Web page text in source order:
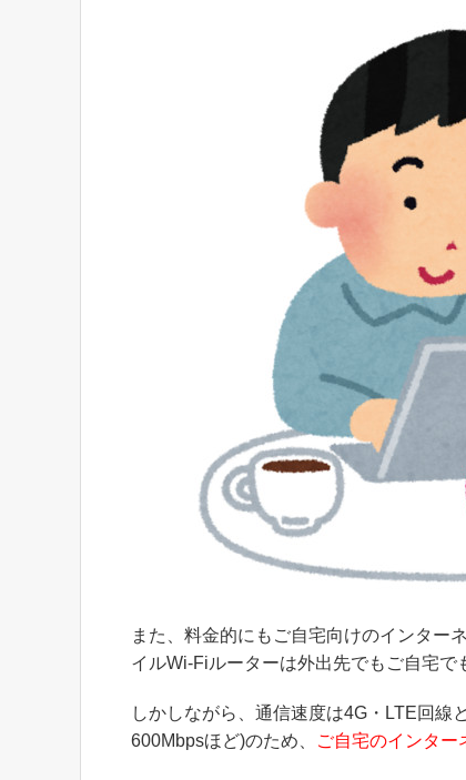
また、料金的にもご自宅向けのインター
イルWi-Fiルーターは外出先でもご自宅で
しかしながら、通信速度は4G・LTE回線
600Mbpsほど)のため、
ご自宅のインター